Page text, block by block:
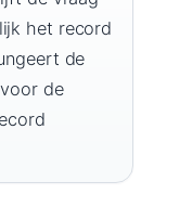
het record
de
de